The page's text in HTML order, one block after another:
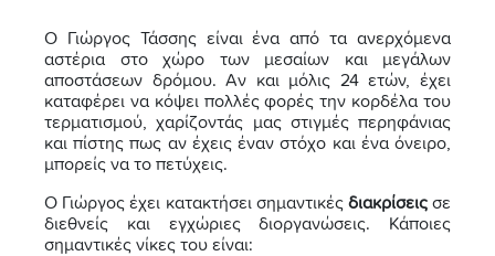
Ο Γιώργος Τάσσης είναι ένα από τα ανερχόμενα
αστέρια στο χώρο των μεσαίων και μεγάλων
αποστάσεων δρόμου. Αν και μόλις 24 ετών, έχει
καταφέρει να κόψει πολλές φορές την κορδέλα του
τερματισμού, χαρίζοντάς μας στιγμές περηφάνιας
και πίστης πως αν έχεις έναν στόχο και ένα όνειρο,
μπορείς να το πετύχεις.
Ο Γιώργος έχει κατακτήσει σημαντικές διακρίσειςσε
διεθνείς και εγχώριες διοργανώσεις. Κάποιες
σημαντικές νίκες του είναι: